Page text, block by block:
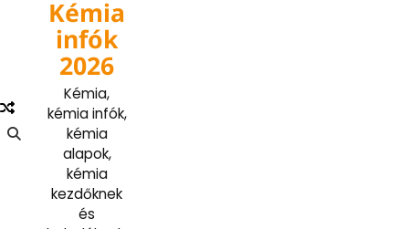
Kémia
infók
2026
Kémia,
kémia infók,
kémia
alapok,
kémia
kezdőknek
és